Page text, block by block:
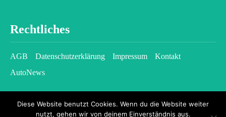
Rechtliches
AGB Datenschutzerklärung Impressum
Kontakt
AutoNews
Diese Website benutzt Cookies. Wenn du die Website weiter
nutzt, gehen wir von deinem Einverständnis aus.